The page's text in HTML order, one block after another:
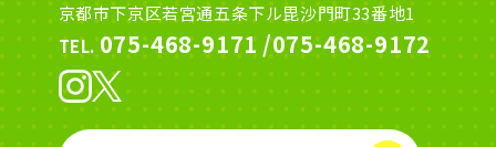
京都市下京区若宮通五条下ル毘沙門町33番地1
TEL.075-468-9171 /075-468-9172